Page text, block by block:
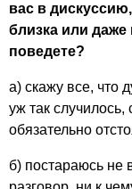
вас в
близка или даже
поведете?
а) скажу все, что
уж так
обязательно
б) постараюсь не